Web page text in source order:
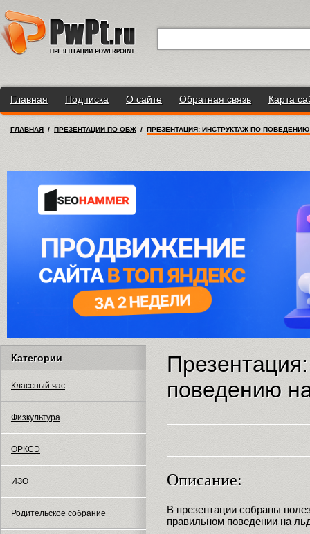
Главная Подписка О сайте Обратная связь Карта
ГЛАВНАЯ / ПРЕЗЕНТАЦИИ ПО ОБЖ / ПРЕЗЕНТАЦИЯ: ИНСТРУКТАЖ ПО
Категории
Классный час
Физкультура
ОРКСЭ
ИЗО
Родительское собрание
поведению
Описание:
В презентации собраны
правильном поведении на